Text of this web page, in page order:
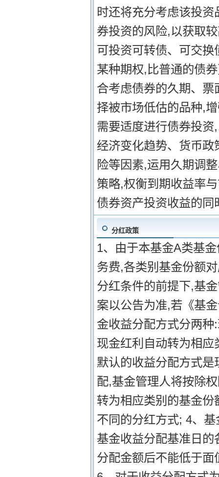
时还将充分考虑该投
券投资的风险,以获取
可投资可转债、可交
某种期权,比普通的债
合考虑债券的久期、
择被市场低估的品种,
需要适度进行债券投
经济变化趋势、货币
险等因素,运用久期调
策略,权衡到期收益率
债券资产投资收益的
分红政策
1、由于本基金A类基
务费,各类别基金份额
分红条件的前提下,基
案以公告为准,若《基
金收益分配方式分两
现金红利自动转为相
默认的收益分配方式
配,基金管理人将按除
转为相应类别的基金
不同的分红方式; 4、
基金收益分配基准日
分配金额后不能低于